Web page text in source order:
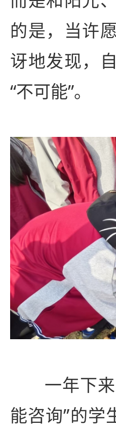
的是，当许
讶地发现，
“不可能”。
一年下
能咨询”的学